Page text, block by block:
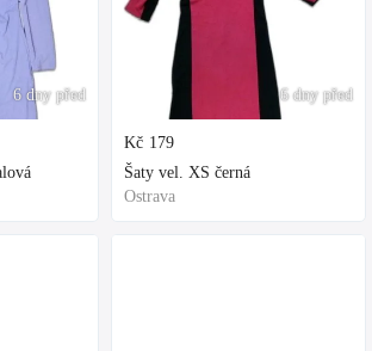
6 dny před 6 dny před
Kč 179
Šaty vel. XS černá
Ostrava